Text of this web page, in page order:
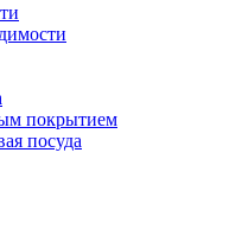
покрытием
посуда